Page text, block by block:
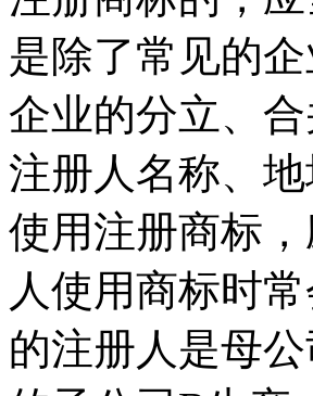
是除了常见的
企业的分立、
注册人名称、
使用注册商标
人使用商标时
的注册人是母